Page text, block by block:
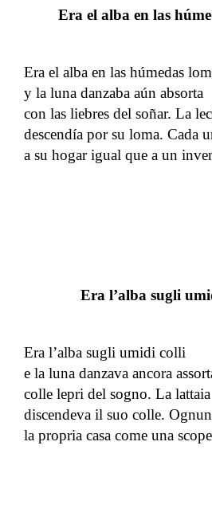
Era el alba en las
Era el alba en las húmedas
y la luna danzaba aún absorta
con las liebres del soñar. La
descendía por su loma. Cada
a su hogar igual que a un
Era l’alba sugli
Era l’alba sugli umidi colli
e la luna danzava ancora
colle lepri del sogno. La lattaia
discendeva il suo colle.
la propria casa come una